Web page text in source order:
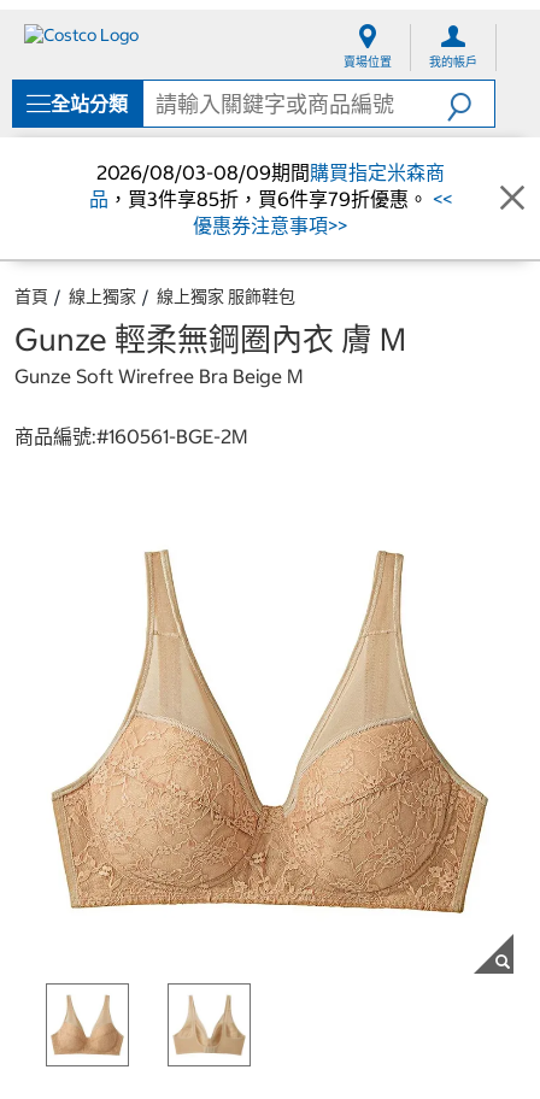
單
賣場位置 我的帳戶
全站分類
2026/08/03-08/09期間購買指定米森商
品 ，買3件享85折，買6件享79折優惠。 <<
優惠券注意事項>>
首頁 線上獨家 線上獨家 服飾鞋包
Gunze 輕柔無鋼圈內衣 膚 M
Gunze Soft Wirefree Bra Beige M
商品編號:#160561-BGE-2M